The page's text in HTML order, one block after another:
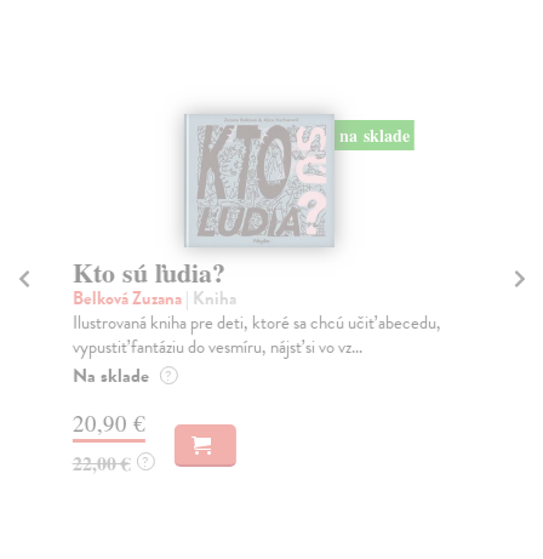
na sklade
Kto sú ľudia?
Belková Zuzana| Kniha
Ilustrovaná kniha pre deti, ktoré sa chcú učiť abecedu,
vypustiť fantáziu do vesmíru, nájsť si vo vz...
Na sklade ?
20,90 €
22,00 € ?